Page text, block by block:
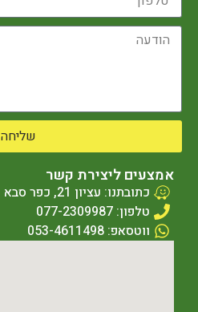
שליחה
אמצעים ליצירת קשר
כתובתנו: עציון 21, כפר סבא
טלפון: 077-2309987
ווטסאפ: 053-4611498